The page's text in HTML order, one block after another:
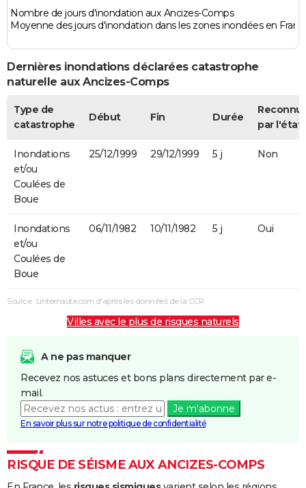
Nombre de jours d'inondation aux Ancizes-Comps
Moyenne des jours d'inondation dans les zones inondées en
Dernières inondations déclarées catastrophe
naturelle aux Ancizes-Comps
Type de
catastrophe
Début Fin Durée
par l'état
Inondations
et/ou
Coulées de
Boue
25/12/1999 29/12/1999 5 j Non
Inondations
et/ou
Coulées de
Boue
06/11/1982 10/11/1982 5 j Oui
Source : Linternaute.com d'après les données de la CCR
Villes avec le plus de risques naturels
A ne pas manquer
Recevez nos astuces et bons plans directement par e-
mail.
Je m'abonne
En savoir plus sur notre politique de confidentialité
RISQUE DE SÉISME AUX ANCIZES-COMPS